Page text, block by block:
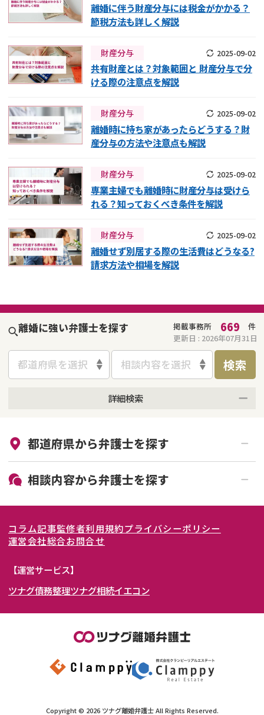
離婚に伴う財産分与には税金がかかる？
節税方法も詳しく解説
財産分与 2025-09-02
共有財産とは？対象範囲と 財産分与で分
ける際の注意点を解説
財産分与 2025-09-02
離婚時に持ち家があったらどうする？財
産分与の方法や注意点も解説
財産分与 2025-09-02
専業主婦でも離婚時に財産分与は受けら
れる？知っておくべき条件を解説
財産分与 2025-09-02
離婚せず別居する際の生活費はどうなる?
請求方法や相場を解説
離婚に強い弁護士を探す 掲載事務所 669
件
更新日 : 2026年07月31日
都道府県を選択 相談内容を選択 検索
詳細検索
初回相談無料
土日祝の相談可能
都道府県から弁護士を探す
北海道・東北
北海道 青森県
岩手県 宮城県
秋田県
福島県
関東
東京都 神奈川県
埼玉県
茨城県 群馬県
東海
愛知県
岐阜県 山梨県
関西
大阪府 京都府
奈良県
和歌山県
北陸・甲信越
石川県
富山県
岡山県
九州・沖縄
相談内容から弁護士を探す
離婚裁判
親権・面会交流権
不貞・不倫慰謝料請求
養育費問題
財産分与
コラム記事監修者利用規約プライバシーポリシー
運営会社総合お問合せ
【運営サービス】
ツナグ債務整理ツナグ相続イエコン
Copyright © 2026 ツナグ離婚弁護士All Rights Reserved.